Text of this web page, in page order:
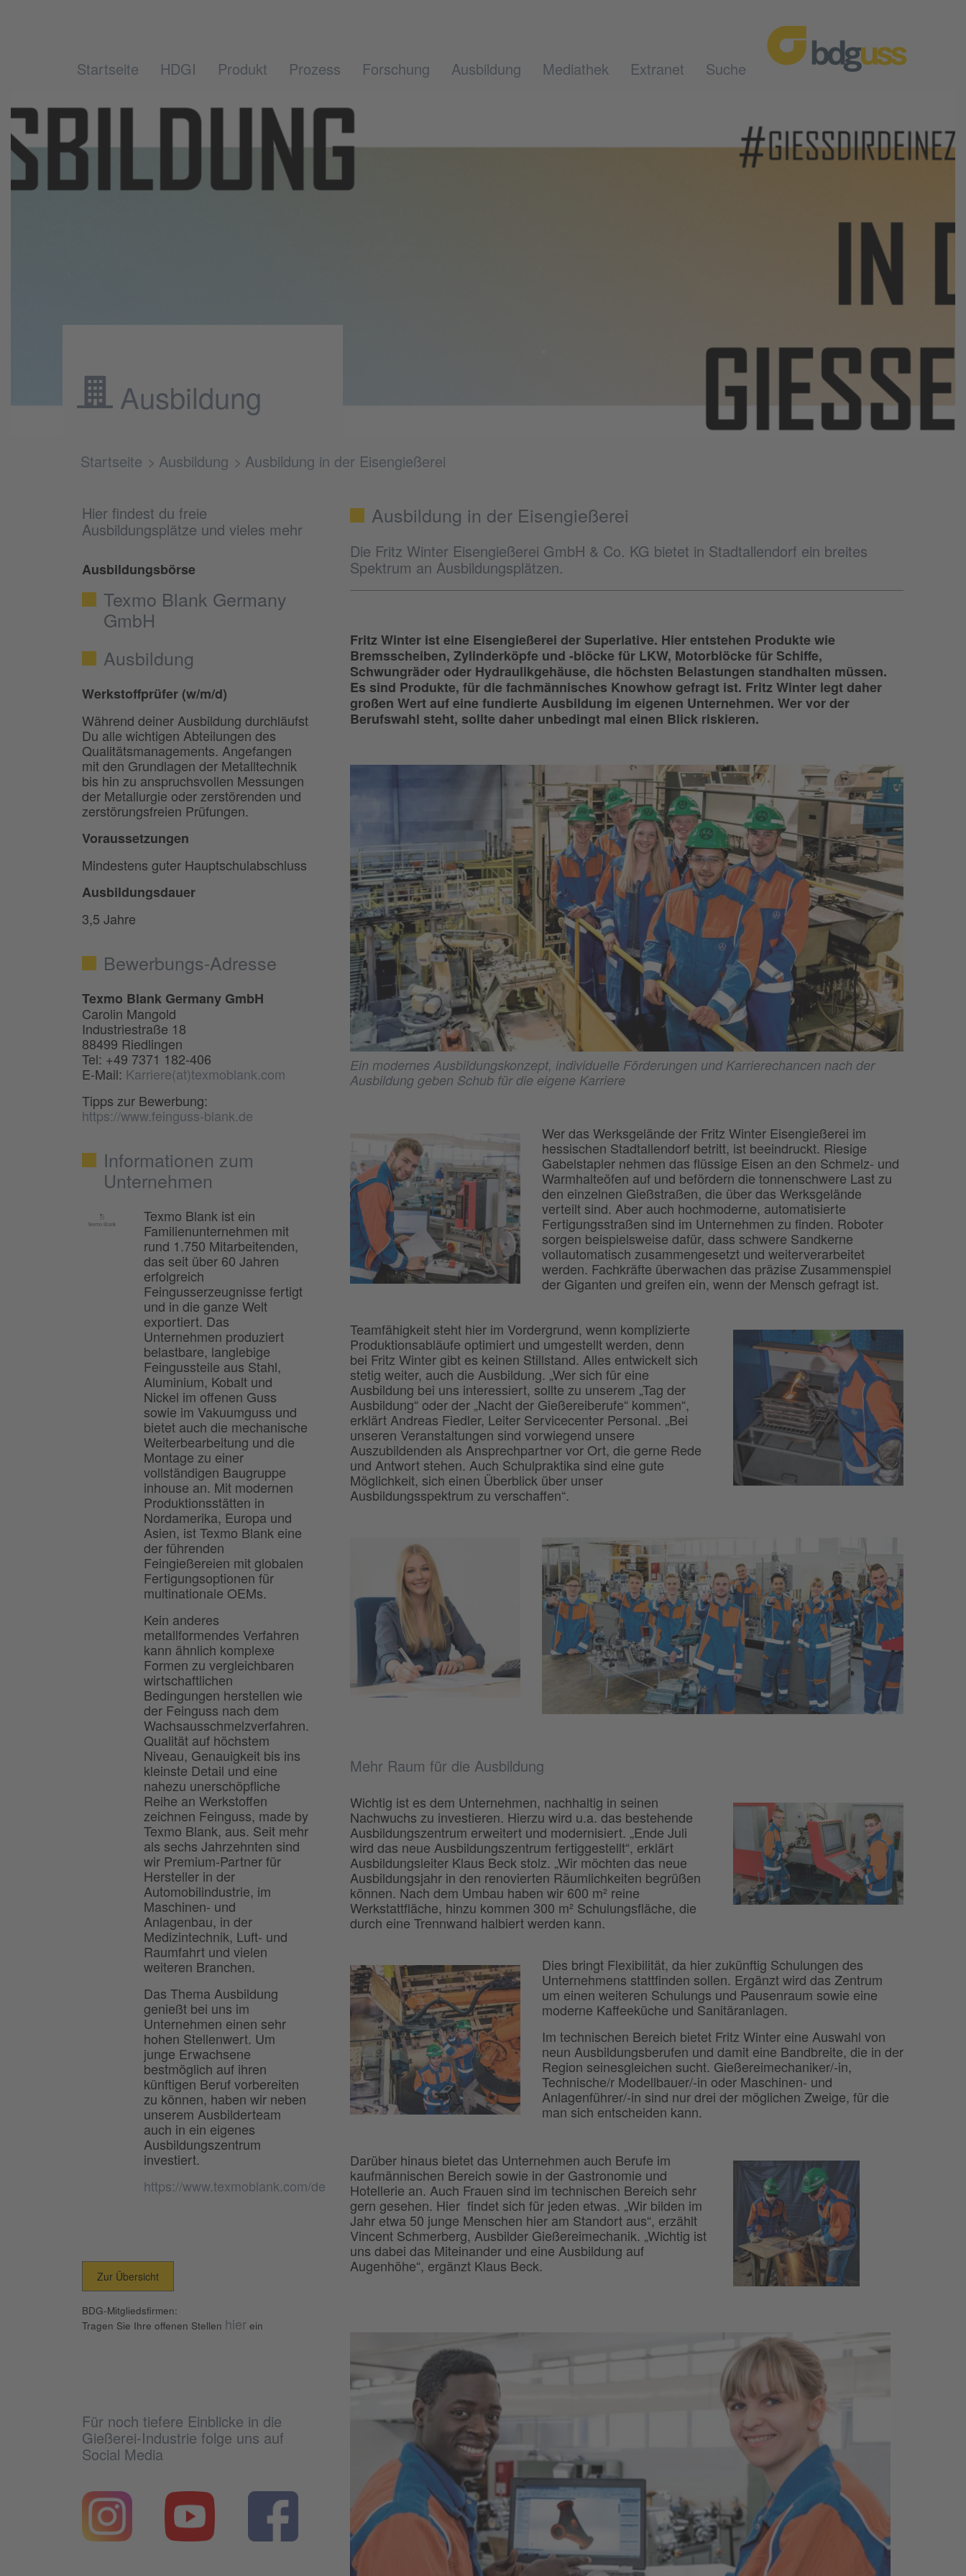
Startseite HDGI Produkt Prozess Forschung Ausbildung Mediathek Extranet Suche
Ausbildung
Startseite Ausbildung Ausbildung in der Eisengießerei
Hier findest du freie
Ausbildungsplätze und vieles mehr
Ausbildungsbörse
Texmo Blank Germany
GmbH
Ausbildung
Werkstoffprüfer (w/m/d)
Während deiner Ausbildung durchläufst
Du alle wichtigen Abteilungen des
Qualitätsmanagements. Angefangen
mit den Grundlagen der Metalltechnik
bis hin zu anspruchsvollen Messungen
der Metallurgie oder zerstörenden und
zerstörungsfreien Prüfungen.
Voraussetzungen
Mindestens guter Hauptschulabschluss
Ausbildungsdauer
3,5 Jahre
Bewerbungs-Adresse
Texmo Blank Germany GmbH
Carolin Mangold
Industriestraße 18
88499 Riedlingen
Tel: +49 7371 182-406
E-Mail: Karriere(at)texmoblank.com
Tipps zur Bewerbung:
https://www.feinguss-blank.de
Informationen zum
Unternehmen
Texmo Blank ist ein
Familienunternehmen mit
rund 1.750 Mitarbeitenden,
das seit über 60 Jahren
erfolgreich
Feingusserzeugnisse fertigt
und in die ganze Welt
exportiert. Das
Unternehmen produziert
belastbare, langlebige
Feingussteile aus Stahl,
Aluminium, Kobalt und
Nickel im offenen Guss
sowie im Vakuumguss und
bietet auch die mechanische
Weiterbearbeitung und die
Montage zu einer
vollständigen Baugruppe
inhouse an. Mit modernen
Produktionsstätten in
Nordamerika, Europa und
Asien, ist Texmo Blank eine
der führenden
Feingießereien mit globalen
Fertigungsoptionen für
multinationale OEMs.
Kein anderes
metallformendes Verfahren
kann ähnlich komplexe
Formen zu vergleichbaren
wirtschaftlichen
Bedingungen herstellen wie
der Feinguss nach dem
Wachsausschmelzverfahren.
Qualität auf höchstem
Niveau, Genauigkeit bis ins
kleinste Detail und eine
nahezu unerschöpfliche
Reihe an Werkstoffen
zeichnen Feinguss, made by
Texmo Blank, aus. Seit mehr
als sechs Jahrzehnten sind
wir Premium-Partner für
Hersteller in der
Automobilindustrie, im
Maschinen- und
Anlagenbau, in der
Medizintechnik, Luft- und
Raumfahrt und vielen
weiteren Branchen.
Das Thema Ausbildung
genießt bei uns im
Unternehmen einen sehr
hohen Stellenwert. Um
junge Erwachsene
bestmöglich auf ihren
künftigen Beruf vorbereiten
zu können, haben wir neben
unserem Ausbilderteam
auch in ein eigenes
Ausbildungszentrum
investiert.
https://www.texmoblank.com/de
Zur Übersicht
BDG-Mitgliedsfirmen:
Tragen Sie Ihre offenen Stellen hier ein
Für noch tiefere Einblicke in die
Gießerei-Industrie folge uns auf
Social Media
Ausbildung in der Eisengießerei
Die Fritz Winter Eisengießerei GmbH & Co. KG bietet in Stadtallendorf ein breites
Spektrum an Ausbildungsplätzen.
Fritz Winter ist eine Eisengießerei der Superlative. Hier entstehen Produkte wie
Bremsscheiben, Zylinderköpfe und -blöcke für LKW, Motorblöcke für Schiffe,
Schwungräder oder Hydraulikgehäuse, die höchsten Belastungen standhalten müssen.
Es sind Produkte, für die fachmännisches Knowhow gefragt ist. Fritz Winter legt daher
großen Wert auf eine fundierte Ausbildung im eigenen Unternehmen. Wer vor der
Berufswahl steht, sollte daher unbedingt mal einen Blick riskieren.
Ein modernes Ausbildungskonzept, individuelle Förderungen und Karrierechancen nach der
Ausbildung geben Schub für die eigene Karriere
Wer das Werksgelände der Fritz Winter Eisengießerei im
hessischen Stadtallendorf betritt, ist beeindruckt. Riesige
Gabelstapler nehmen das flüssige Eisen an den Schmelz- und
Warmhalteöfen auf und befördern die tonnenschwere Last zu
den einzelnen Gießstraßen, die über das Werksgelände
verteilt sind. Aber auch hochmoderne, automatisierte
Fertigungsstraßen sind im Unternehmen zu finden. Roboter
sorgen beispielsweise dafür, dass schwere Sandkerne
vollautomatisch zusammengesetzt und weiterverarbeitet
werden. Fachkräfte überwachen das präzise Zusammenspiel
der Giganten und greifen ein, wenn der Mensch gefragt ist.
Teamfähigkeit steht hier im Vordergrund, wenn komplizierte
Produktionsabläufe optimiert und umgestellt werden, denn
bei Fritz Winter gibt es keinen Stillstand. Alles entwickelt sich
stetig weiter, auch die Ausbildung. „Wer sich für eine
Ausbildung bei uns interessiert, sollte zu unserem „Tag der
Ausbildung“ oder der „Nacht der Gießereiberufe“ kommen“,
erklärt Andreas Fiedler, Leiter Servicecenter Personal. „Bei
unseren Veranstaltungen sind vorwiegend unsere
Auszubildenden als Ansprechpartner vor Ort, die gerne Rede
und Antwort stehen. Auch Schulpraktika sind eine gute
Möglichkeit, sich einen Überblick über unser
Ausbildungsspektrum zu verschaffen“.
Mehr Raum für die Ausbildung
Wichtig ist es dem Unternehmen, nachhaltig in seinen
Nachwuchs zu investieren. Hierzu wird u.a. das bestehende
Ausbildungszentrum erweitert und modernisiert. „Ende Juli
wird das neue Ausbildungszentrum fertiggestellt“, erklärt
Ausbildungsleiter Klaus Beck stolz. „Wir möchten das neue
Ausbildungsjahr in den renovierten Räumlichkeiten begrüßen
können. Nach dem Umbau haben wir 600 m² reine
Werkstattfläche, hinzu kommen 300 m² Schulungsfläche, die
durch eine Trennwand halbiert werden kann.
Dies bringt Flexibilität, da hier zukünftig Schulungen des
Unternehmens stattfinden sollen. Ergänzt wird das Zentrum
um einen weiteren Schulungs und Pausenraum sowie eine
moderne Kaffeeküche und Sanitäranlagen.
Im technischen Bereich bietet Fritz Winter eine Auswahl von
neun Ausbildungsberufen und damit eine Bandbreite, die in der
Region seinesgleichen sucht. Gießereimechaniker/-in,
Technische/r Modellbauer/-in oder Maschinen- und
Anlagenführer/-in sind nur drei der möglichen Zweige, für die
man sich entscheiden kann.
Darüber hinaus bietet das Unternehmen auch Berufe im
kaufmännischen Bereich sowie in der Gastronomie und
Hotellerie an. Auch Frauen sind im technischen Bereich sehr
gern gesehen. Hier findet sich für jeden etwas. „Wir bilden im
Jahr etwa 50 junge Menschen hier am Standort aus“, erzählt
Vincent Schmerberg, Ausbilder Gießereimechanik. „Wichtig ist
uns dabei das Miteinander und eine Ausbildung auf
Augenhöhe“, ergänzt Klaus Beck.